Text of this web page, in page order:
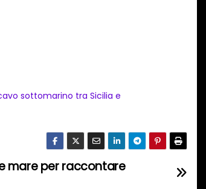
sottomarino tra Sicilia e
mare per raccontare